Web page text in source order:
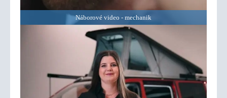
Náborové video - mechanik